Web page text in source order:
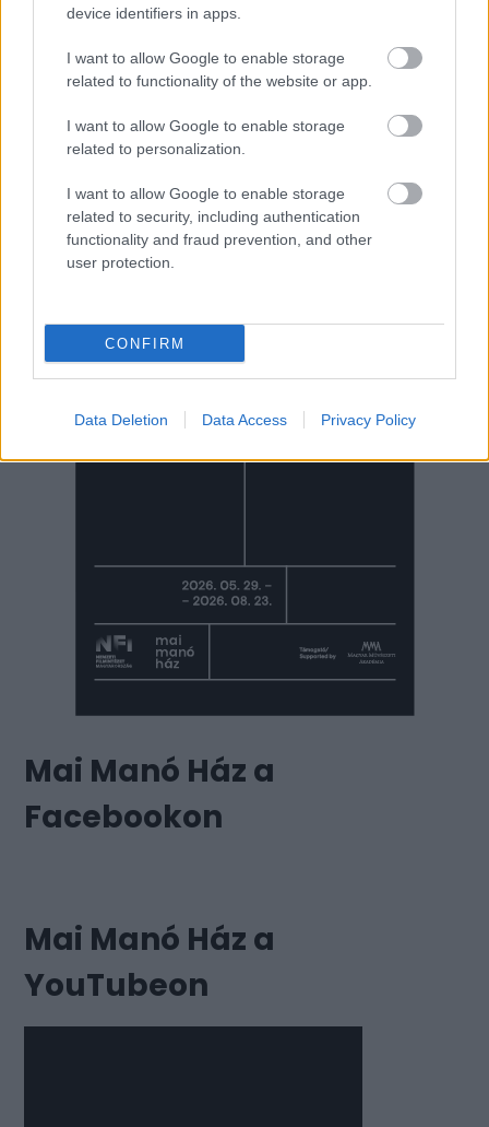
device identifiers in apps.
I want to allow Google to enable storage
related to functionality of the website or app.
I want to allow Google to enable storage
related to personalization.
I want to allow Google to enable storage
related to security, including authentication
functionality and fraud prevention, and other
user protection.
CONFIRM
Data Deletion Data Access Privacy Policy
Mai Manó Ház a
Facebookon
Mai Manó Ház a
YouTubeon